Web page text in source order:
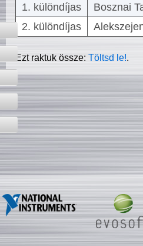
1. különdíjas
Bosznai
2. különdíjas
Ezt raktuk össze:Töltsd le!.